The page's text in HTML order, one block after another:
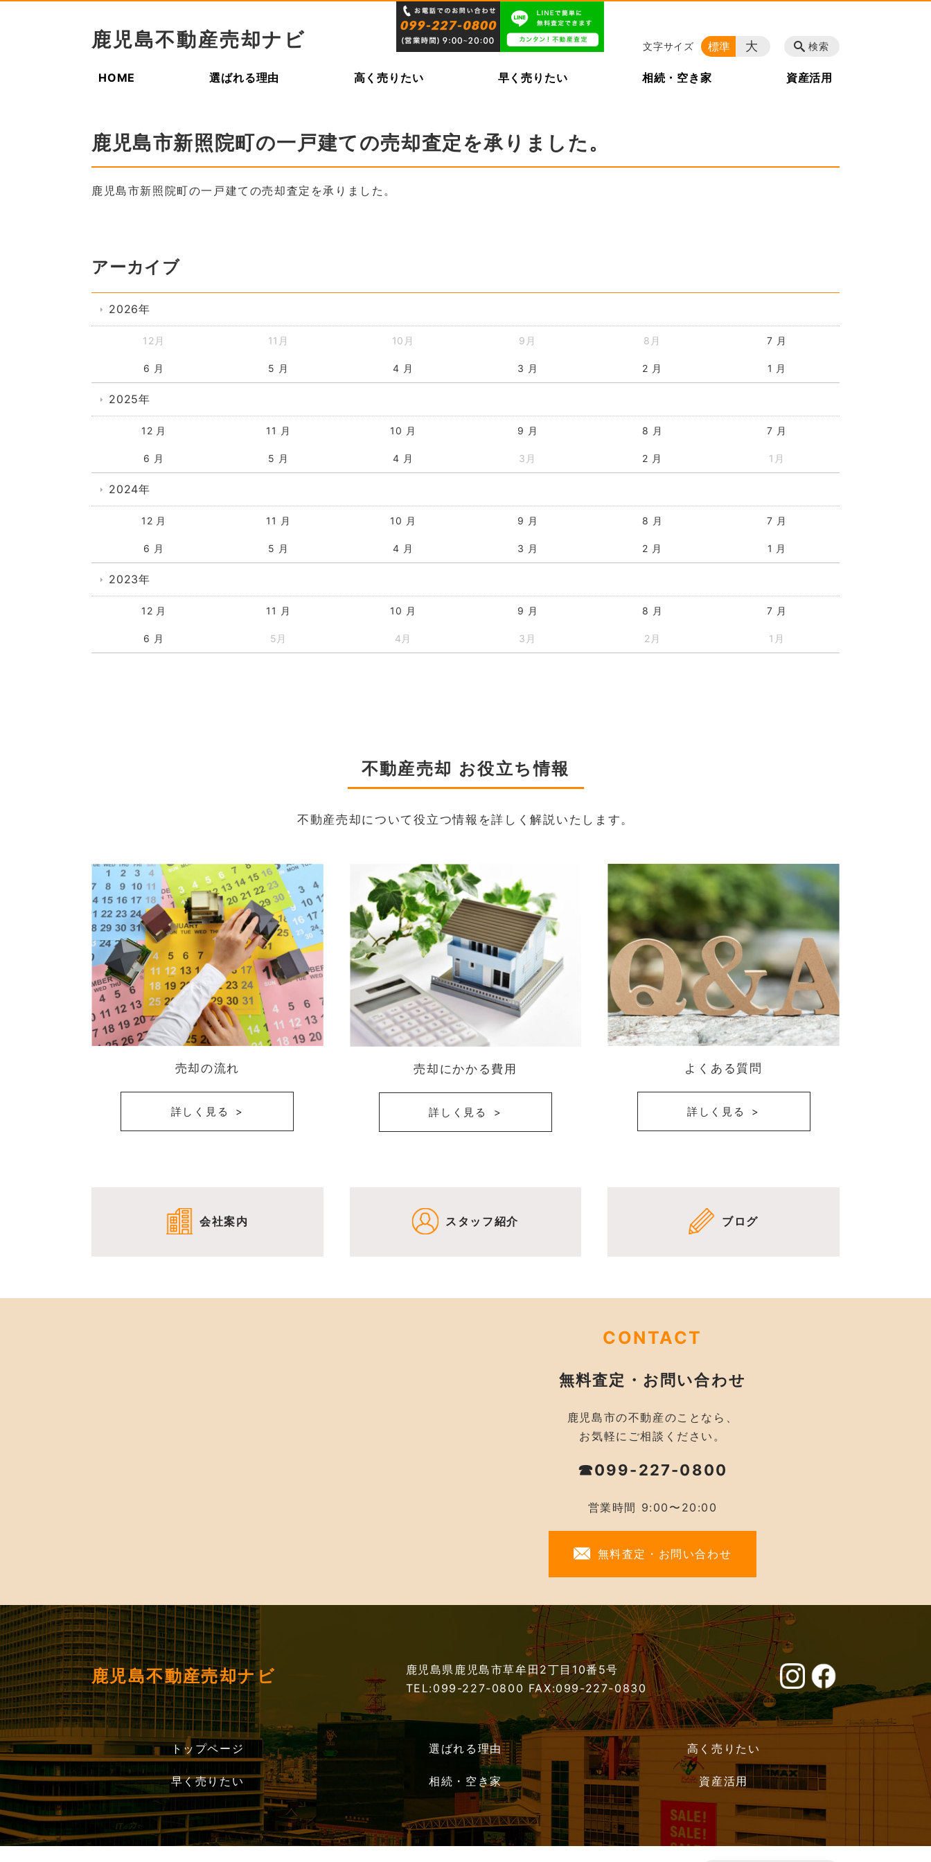
鹿児島不動産売却ナビ
HOME 選ばれる理由 高く売りたい 早く売りたい 相続・空き家 資産活用
検索
文字サイズ 標準 大
鹿児島市新照院町の一戸建ての売却査定を承りました。
鹿児島市新照院町の一戸建ての売却査定を承りました。
アーカイブ
2026年
12月 11月 10月 9月 8月 7 月
6 月 5 月 4 月 3 月 2 月 1 月
2025年
12 月 11 月 10 月 9 月 8 月 7 月
6 月 5 月 4 月 3月 2 月 1月
2024年
12 月 11 月 10 月 9 月 8 月 7 月
6 月 5 月 4 月 3 月 2 月 1 月
2023年
12 月 11 月 10 月 9 月 8 月 7 月
6 月 5月 4月 3月 2月 1月
不動産売却 お役立ち情報
不動産売却について役立つ情報を詳しく解説いたします。
売却の流れ
詳しく見る
売却にかかる費用
詳しく見る
よくある質問
詳しく見る
会社案内 スタッフ紹介 ブログ
CONTACT
無料査定・お問い合わせ
鹿児島市の不動産のことなら、
お気軽にご相談ください。
☎099-227-0800
営業時間 9:00〜20:00
無料査定・お問い合わせ
鹿児島不動産売却ナビ
鹿児島県鹿児島市草牟田2丁目10番5号
TEL:099-227-0800 FAX:099-227-0830
トップページ 選ばれる理由 高く売りたい
早く売りたい 相続・空き家 資産活用